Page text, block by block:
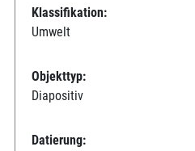
Klassifikation:
Umwelt
Objekttyp:
Diapositiv
Datierung: